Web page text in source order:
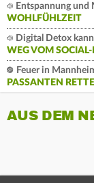
Entspannung und
WOHLFÜHLZEIT
Digital Detox
WEG VOM
Feuer in
PASSANTEN
AUS DEM